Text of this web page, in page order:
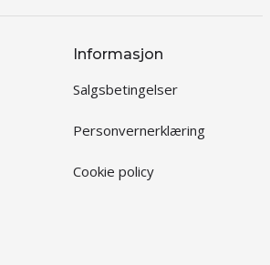
Informasjon
Salgsbetingelser
Personvernerklæring
Cookie policy